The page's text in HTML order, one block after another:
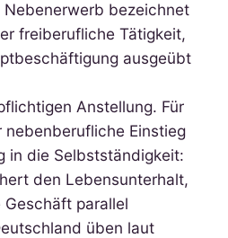
bezeichnet
freiberufliche Tätigkeit,
ausgeübt
Anstellung. Für
nebenberufliche Einstieg
in die Selbstständigkeit:
den Lebensunterhalt,
parallel
üben laut